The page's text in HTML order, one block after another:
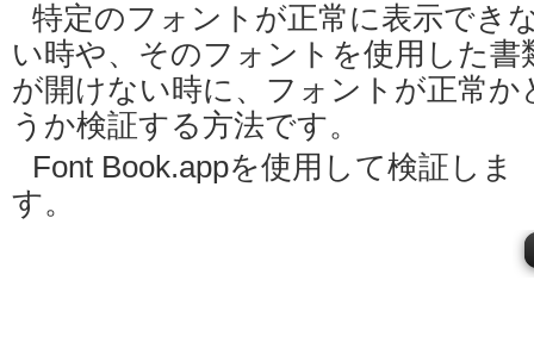
特定のフォントが正常に表示でき
い時や、そのフォントを使用した書
が開けない時に、フォントが正常か
うか検証する方法です。
Font Book.appを使用して検証しま
す。